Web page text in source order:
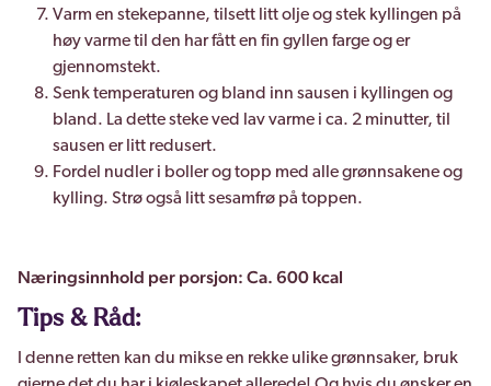
Varm en stekepanne, tilsett litt olje og stek kyllingen på
høy varme til den har fått en fin gyllen farge og er
gjennomstekt.
Senk temperaturen og bland inn sausen i kyllingen og
bland. La dette steke ved lav varme i ca. 2 minutter, til
sausen er litt redusert.
Fordel nudler i boller og topp med alle grønnsakene og
kylling. Strø også litt sesamfrø på toppen.
Næringsinnhold per porsjon: Ca. 600 kcal
Tips & Råd:
I denne retten kan du mikse en rekke ulike grønnsaker, bruk